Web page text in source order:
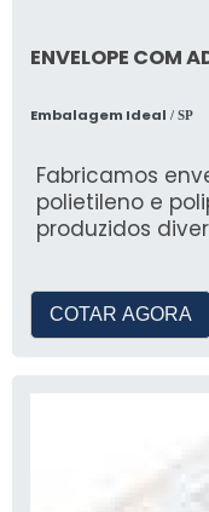
ENVELOPE COM
Embalagem Ideal / SP
Fabricamos
polietileno e
produzidos
COTAR AGORA